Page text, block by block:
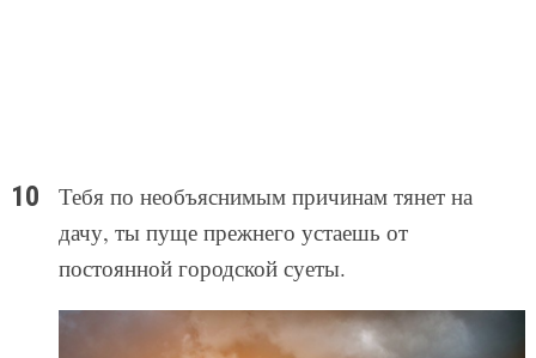
Тебя по необъяснимым причинам тянет на
дачу, ты пуще прежнего устаешь от
постоянной городской суеты.